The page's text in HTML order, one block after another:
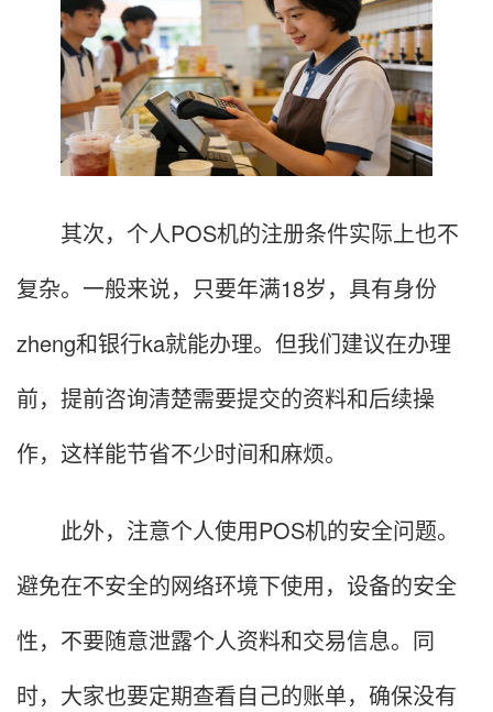
其次，个人POS机的注册条件实际上也不
复杂。一般来说，只要年满18岁，具有身份
zheng和银行ka就能办理。但我们建议在办理
前，提前咨询清楚需要提交的资料和后续操
作，这样能节省不少时间和麻烦。
此外，注意个人使用POS机的安全问题。
避免在不安全的网络环境下使用，设备的安全
性，不要随意泄露个人资料和交易信息。同
时，大家也要定期查看自己的账单，确保没有